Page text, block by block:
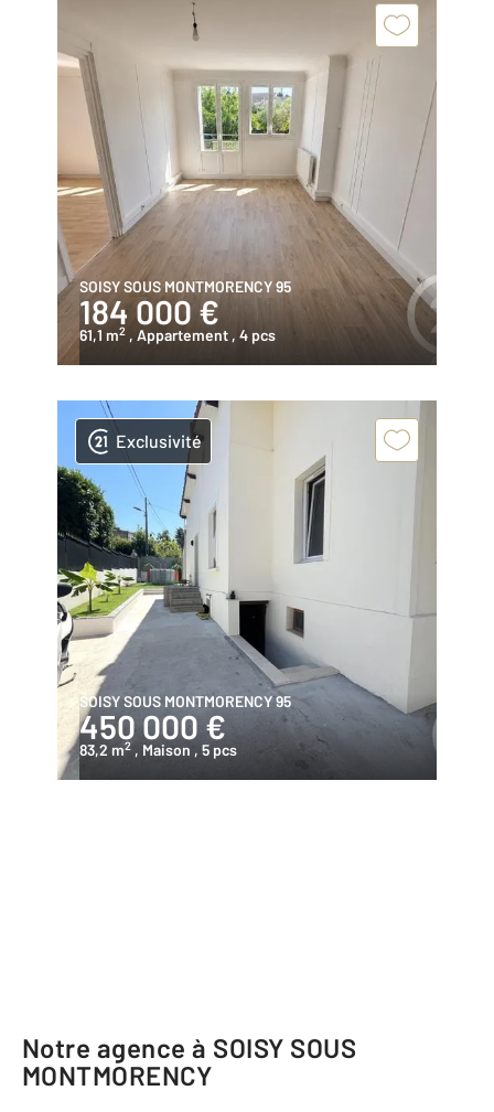
SOISY SOUS MONTMORENCY 95
184 000 €
61,1 m2 , Appartement , 4 pcs
Exclusivité
SOISY SOUS MONTMORENCY 95
450 000 €
83,2 m2 , Maison , 5 pcs
Notre agence à SOISY SOUS
MONTMORENCY